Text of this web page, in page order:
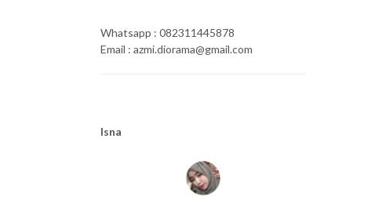
Whatsapp : 082311445878
Email : azmi.diorama@gmail.com
Isna